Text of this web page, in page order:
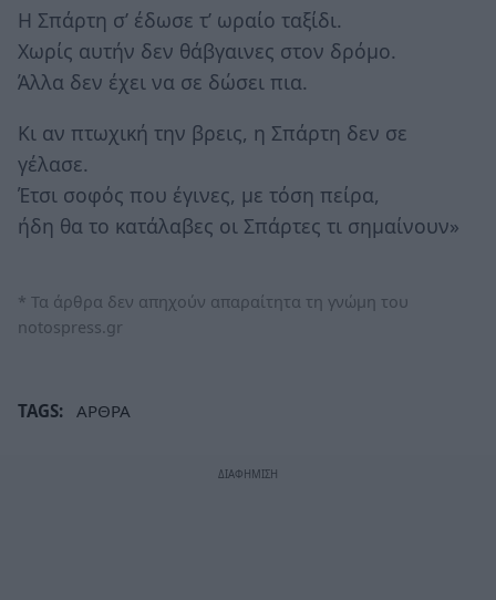
Η Σπάρτη σ’ έδωσε τ’ ωραίο ταξίδι.
Χωρίς αυτήν δεν θάβγαινες στον δρόμο.
Άλλα δεν έχει να σε δώσει πια.
Κι αν πτωχική την βρεις, η Σπάρτη δεν σε
γέλασε.
Έτσι σοφός που έγινες, με τόση πείρα,
ήδη θα το κατάλαβες οι Σπάρτες τι σημαίνουν»
* Τα άρθρα δεν απηχούν απαραίτητα τη γνώμη του
notospress.gr
TAGS: ΑΡΘΡΑ